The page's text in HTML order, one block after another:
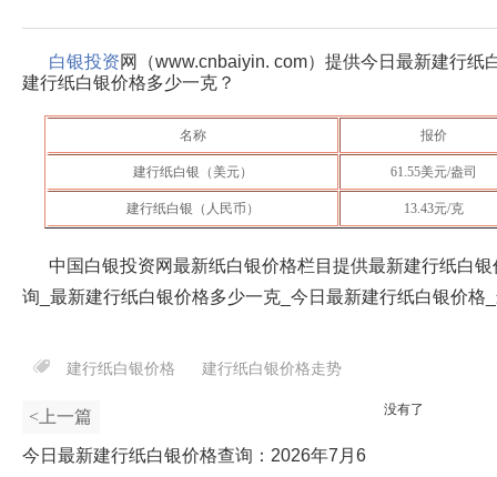
白银投资网（www.cnbaiyin. com）提供今日最新建行纸
建行纸白银价格多少一克？
名称 报价
建行纸白银（美元） 61.55美元/盎司
建行纸白银（人民币） 13.43元/克
中国白银投资网最新纸白银价格栏目提供最新建行纸白
询_最新建行纸白银价格多少一克_今日最新建行纸白银价格
建行纸白银价格 建行纸白银价格走势
<上一篇
今日最新建行纸白银价格查询：2026年7月6
没有了